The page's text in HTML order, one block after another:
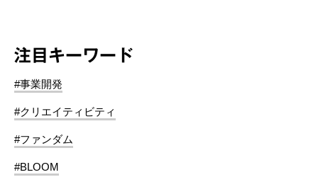
注目キーワード
#事業開発
#クリエイティビティ
#ファンダム
#BLOOM